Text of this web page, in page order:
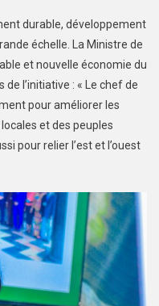
durable, développement
échelle. La Ministre de
et nouvelle économie du
l’initiative : « Le chef de
pour améliorer les
et des peuples
pour relier l’est et l’ouest